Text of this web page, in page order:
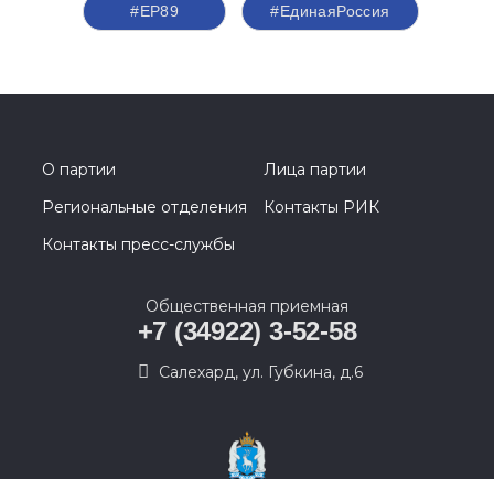
#ЕР89 #‎ЕдинаяРоссия
О партии
Лица партии
Региональные отделения
Контакты РИК
Контакты пресс-службы
Общественная приемная
+7 (34922) 3-52-58
Салехард, ул. Губкина, д.6